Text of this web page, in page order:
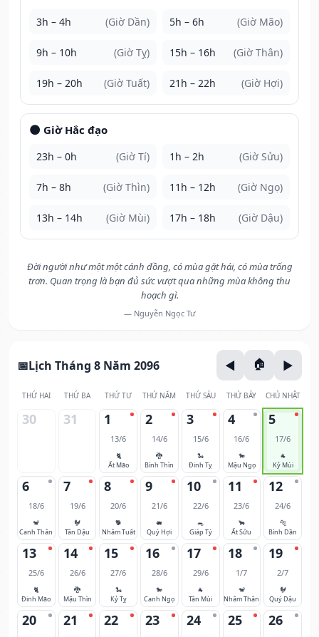
3h – 4h (Giờ Dần) 5h – 6h (Giờ Mão)
9h – 10h (Giờ Tỵ) 15h – 16h (Giờ Thân)
19h – 20h (Giờ Tuất) 21h – 22h (Giờ Hợi)
🌑 Giờ Hắc đạo
23h – 0h (Giờ Tí) 1h – 2h (Giờ Sửu)
7h – 8h (Giờ Thìn) 11h – 12h (Giờ Ngọ)
13h – 14h (Giờ Mùi) 17h – 18h (Giờ Dậu)
Đời người như một một cánh đồng, có mùa gặt hái, có mùa trống
trơn. Quan trọng là bạn đủ sức vượt qua những mùa không thu
hoạch gì.
— Nguyễn Ngọc Tư
Lịch Tháng 8 Năm 2096
THỨ HAI THỨ BA THỨ TƯ THỨ NĂM THỨ SÁU THỨ BẢY CHỦ NHẬT
30 31 1
13/6
🐈
Ất Mão
2
14/6
🐉
Bính Thìn
3
15/6
🐍
Đinh Tỵ
4
16/6
🐎
Mậu Ngọ
5
17/6
🐐
Kỷ Mùi
6
18/6
🐒
Canh Thân
7
19/6
🐓
Tân Dậu
8
20/6
🐕
Nhâm Tuất
9
21/6
🐖
Quý Hợi
10
22/6
🐀
Giáp Tý
11
23/6
🐂
Ất Sửu
12
24/6
🐅
Bính Dần
13
25/6
🐈
Đinh Mão
14
26/6
🐉
Mậu Thìn
15
27/6
🐍
Kỷ Tỵ
16
28/6
🐎
Canh Ngọ
17
29/6
🐐
Tân Mùi
18
1/7
🐒
Nhâm Thân
19
2/7
🐓
Quý Dậu
20 21 22 23 24 25 26